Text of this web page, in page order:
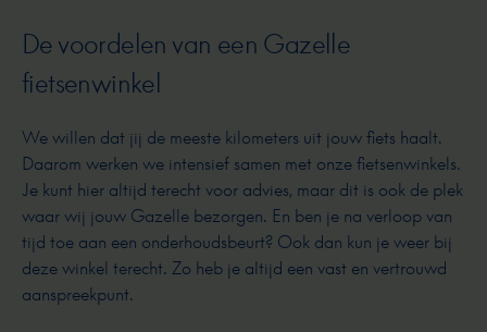
De voordelen van een Gazelle
fietsenwinkel
We willen dat jij de meeste kilometers uit jouw fiets haalt.
Daarom werken we intensief samen met onze fietsenwinkels.
Je kunt hier altijd terecht voor advies, maar dit is ook de plek
waar wij jouw Gazelle bezorgen. En ben je na verloop van
tijd toe aan een onderhoudsbeurt? Ook dan kun je weer bij
deze winkel terecht. Zo heb je altijd een vast en vertrouwd
aanspreekpunt.